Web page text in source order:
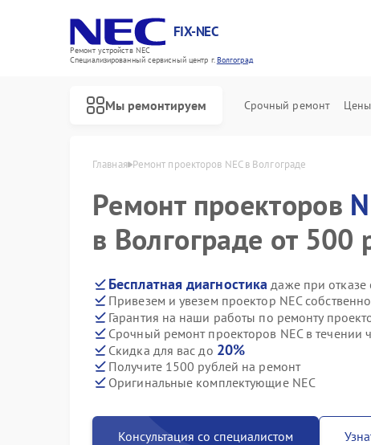
FIX-NEC
Ремонт устройств NEC
Специализированный cервисный центр г.Волгоград
Мы ремонтируем Срочный ремонт Цены
Главная Ремонт проекторов NEC в Волгограде
Ремонт проекторов
в Волгограде от 500
Бесплатная диагностика даже при отказе
Привезем и увезем проектор NEC
Гарантия на наши работы по ремонту
Срочный ремонт проекторов NEC в течении
Скидка для вас до 20%
Получите 1500 рублей на ремонт
Оригинальные комплектующие NEC
Консультация со специалистом